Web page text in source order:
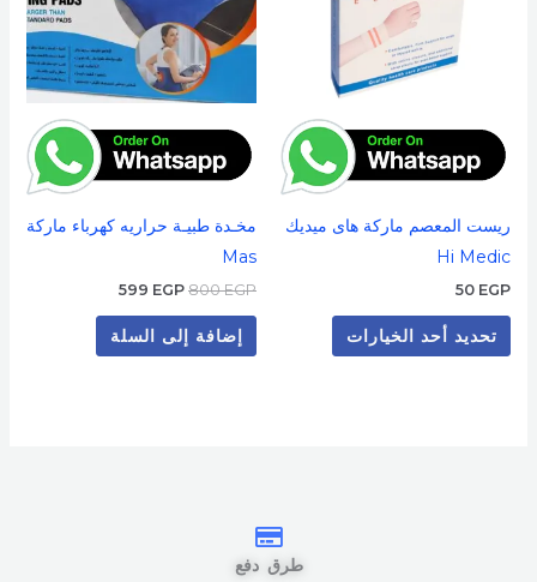
ريست المعصم ماركة هاى ميديك
Hi Medic
50 EGP
تحديد أحد الخيارات
المنتج.
اختيار
الخيارات
على
صفحة
مخـدة طبيـة حراريه كهرباء ماركة
Mas
800EGP
599 EGP
إضافة إلى السلة
طرق دفع